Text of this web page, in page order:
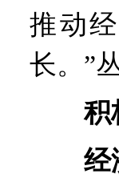
推动
长。”
积
经